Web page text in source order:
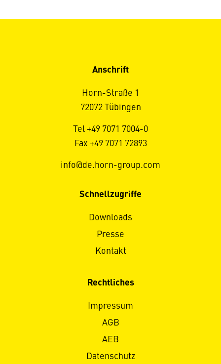
Anschrift
Horn-Straße 1
72072 Tübingen
Tel +49 7071 7004-0
Fax +49 7071 72893
info@de.horn-group.com
Schnellzugriffe
Downloads
Presse
Kontakt
Rechtliches
Impressum
AGB
AEB
Datenschutz